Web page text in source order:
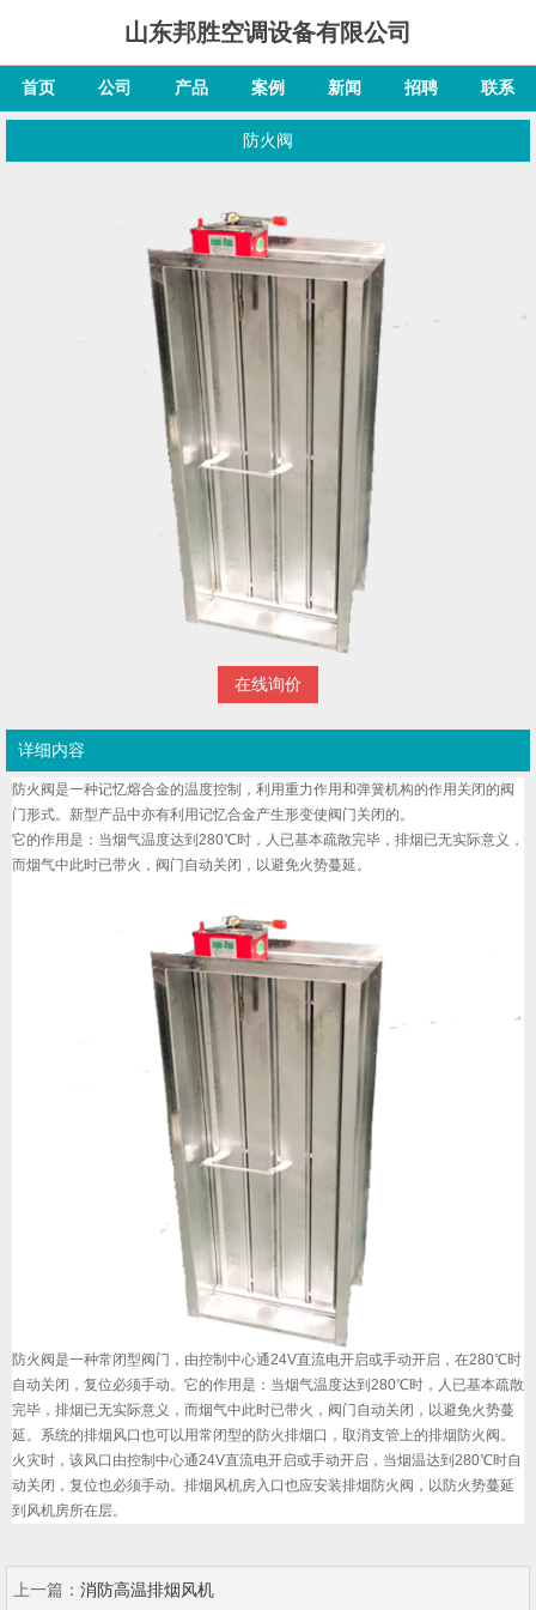
山东邦胜空调设备有限公司
首页 公司 产品 案例 新闻 招聘 联系
防火阀
在线询价
详细内容
防火阀是一种记忆熔合金的温度控制，利用重力作用和弹簧机构的作用关闭的阀
门形式。新型产品中亦有利用记忆合金产生形变使阀门关闭的。
它的作用是：当烟气温度达到280℃时，人已基本疏散完毕，排烟已无实际意义，
而烟气中此时已带火，阀门自动关闭，以避免火势蔓延。
防火阀是一种常闭型阀门，由控制中心通24V直流电开启或手动开启，在280℃时
自动关闭，复位必须手动。它的作用是：当烟气温度达到280℃时，人已基本疏散
完毕，排烟已无实际意义，而烟气中此时已带火，阀门自动关闭，以避免火势蔓
延。系统的排烟风口也可以用常闭型的防火排烟口，取消支管上的排烟防火阀。
火灾时，该风口由控制中心通24V直流电开启或手动开启，当烟温达到280℃时自
动关闭，复位也必须手动。排烟风机房入口也应安装排烟防火阀，以防火势蔓延
到风机房所在层。
上一篇： 消防高温排烟风机